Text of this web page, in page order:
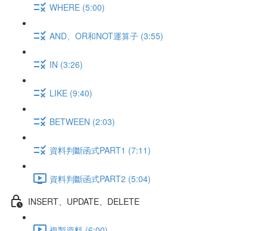
WHERE (5:00)
AND、OR和NOT運算子 (3:55)
IN (3:26)
LIKE (9:40)
BETWEEN (2:03)
資料判斷函式PART1 (7:11)
資料判斷函式PART2 (5:04)
INSERT、UPDATE、DELETE